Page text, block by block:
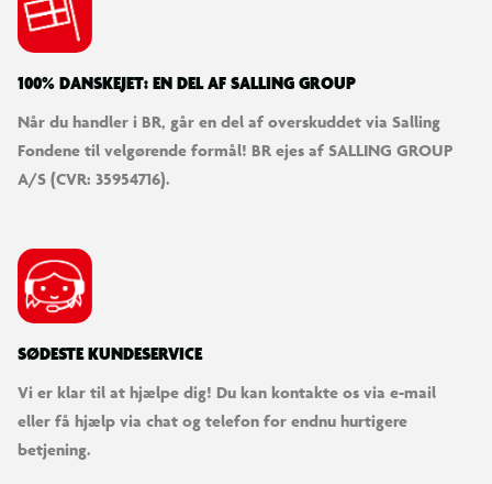
100% DANSKEJET: EN DEL AF SALLING GROUP
Når du handler i BR, går en del af overskuddet via Salling
Fondene til velgørende formål! BR ejes af SALLING GROUP
A/S (CVR: 35954716).
SØDESTE KUNDESERVICE
Vi er klar til at hjælpe dig! Du kan kontakte os via e-mail
eller få hjælp via chat og telefon for endnu hurtigere
betjening.